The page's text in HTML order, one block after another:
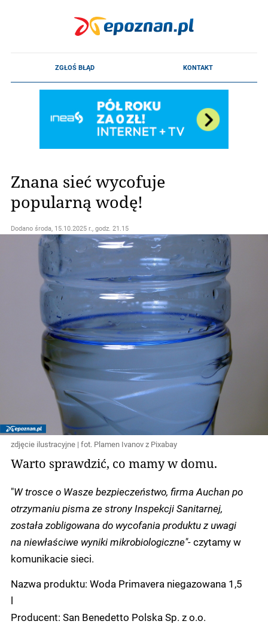
Znana sieć wycofuje
popularną wodę!
Dodano środa, 15.10.2025 r., godz. 21.15
zdjęcie ilustracyjne | fot. Plamen Ivanov z Pixabay
Warto sprawdzić, co mamy w domu.
"W trosce o Wasze bezpieczeństwo, firma Auchan po
otrzymaniu pisma ze strony Inspekcji Sanitarnej,
została zobligowana do wycofania produktu z uwagi
na niewłaściwe wyniki mikrobiologiczne"-czytamy w
komunikacie sieci.
Nazwa produktu: Woda Primavera niegazowana 1,5
l
Producent: San Benedetto Polska Sp. z o.o.